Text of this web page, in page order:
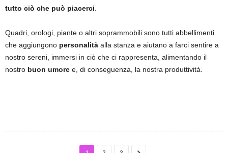
tutto ciò che può piacerci
Quadri, orologi, piante o altri soprammobili sono tutti abbellimenti
che aggiungono personalità alla stanza e aiutano a farci sentire a
nostro sereni, immersi in ciò che ci rappresenta, alimentando il
nostro buon umore e, di conseguenza, la nostra produttività.